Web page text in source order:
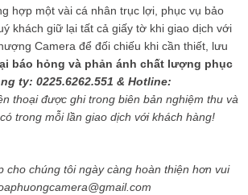
hợp một vài cá nhân trục lợi, phục vụ bảo
khách giữ lại tất cả giấy tờ khi giao dịch với
Camera để đối chiếu khi cần thiết, lưu
báo hỏng và phản ánh chất lượng phục
ty: 0225.6262.551 & Hotline:
thoại được ghi trong biên bản nghiệm thu và
trong mỗi lần giao dịch với khách hàng!
cho chúng tôi ngày càng hoàn thiện hơn vui